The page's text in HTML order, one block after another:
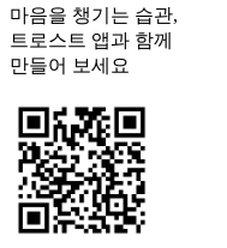
마음을 챙기는 습관,
트로스트 앱과 함께
만들어 보세요